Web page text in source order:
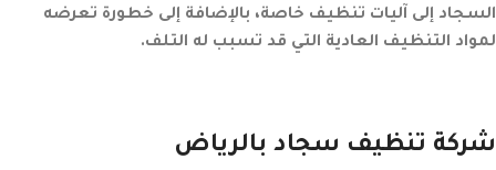
السجاد إلى آليات تنظيف خاصة، بالإضافة إلى خطورة تعرضه
لمواد التنظيف العادية التي قد تسبب له التلف.
شركة تنظيف سجاد بالرياض